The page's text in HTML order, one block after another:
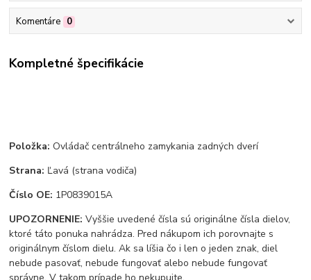
Komentáre 0
Kompletné špecifikácie
Položka: Ovládač centrálneho zamykania zadných dverí
Strana: Ľavá (strana vodiča)
Číslo OE: 1P0839015A
UPOZORNENIE: Vyššie uvedené čísla sú originálne čísla dielov,
ktoré táto ponuka nahrádza. Pred nákupom ich porovnajte s
originálnym číslom dielu. Ak sa líšia čo i len o jeden znak, diel
nebude pasovať, nebude fungovať alebo nebude fungovať